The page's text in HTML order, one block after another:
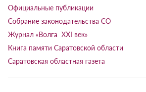
Официальные публикации
Собрание законодательства СО
Журнал «Волга XXI век»
Книга памяти Саратовской области
Саратовская областная газета